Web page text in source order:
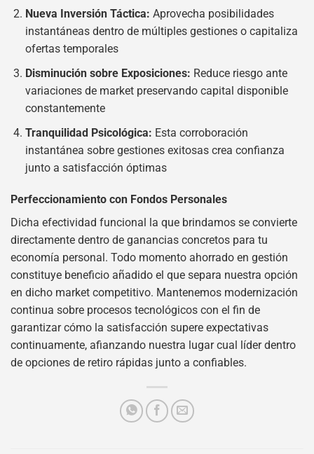
Nueva Inversión Táctica: Aprovecha posibilidades
instantáneas dentro de múltiples gestiones o capitaliza
ofertas temporales
Disminución sobre Exposiciones: Reduce riesgo ante
variaciones de market preservando capital disponible
constantemente
Tranquilidad Psicológica: Esta corroboración
instantánea sobre gestiones exitosas crea confianza
junto a satisfacción óptimas
Perfeccionamiento con Fondos Personales
Dicha efectividad funcional la que brindamos se convierte
directamente dentro de ganancias concretos para tu
economía personal. Todo momento ahorrado en gestión
constituye beneficio añadido el que separa nuestra opción
en dicho market competitivo. Mantenemos modernización
continua sobre procesos tecnológicos con el fin de
garantizar cómo la satisfacción supere expectativas
continuamente, afianzando nuestra lugar cual líder dentro
de opciones de retiro rápidas junto a confiables.